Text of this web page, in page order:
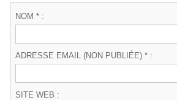
NOM * :
ADRESSE EMAIL (NON PUBLIÉE) * :
SITE WEB :